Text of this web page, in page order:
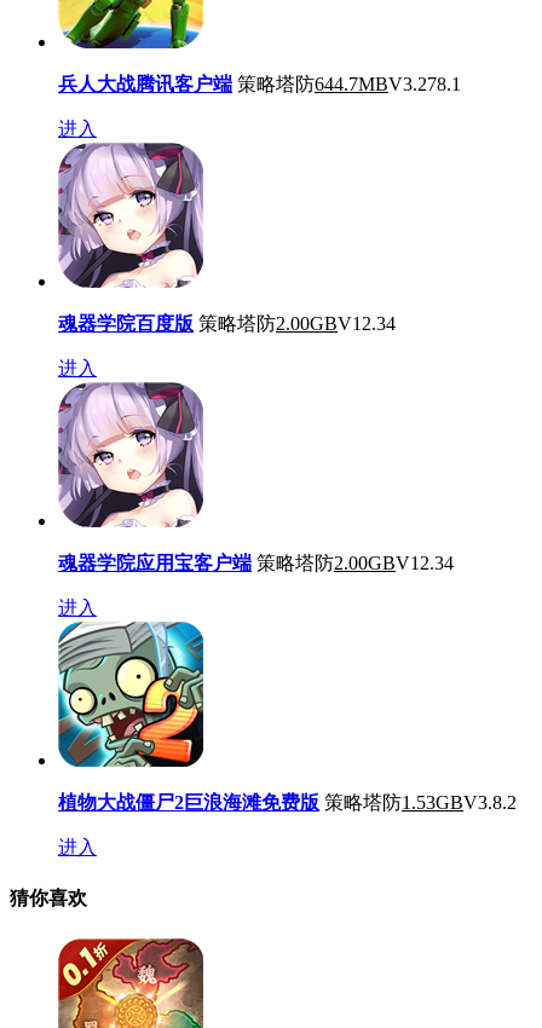
兵人大战腾讯客户端 策略塔防644.7MBV3.278.1
进入
魂器学院百度版 策略塔防2.00GBV12.34
进入
魂器学院应用宝客户端 策略塔防2.00GBV12.34
进入
植物大战僵尸2巨浪海滩免费版 策略塔防1.53GBV3.8.2
进入
猜你喜欢